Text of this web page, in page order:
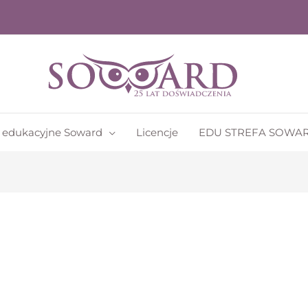
edukacyjne Soward Licencje EDU STREFA